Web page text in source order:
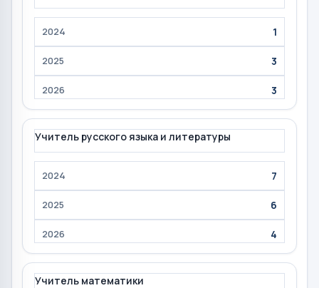
1
3
3
Учитель русского языка и литературы
7
6
4
Учитель математики